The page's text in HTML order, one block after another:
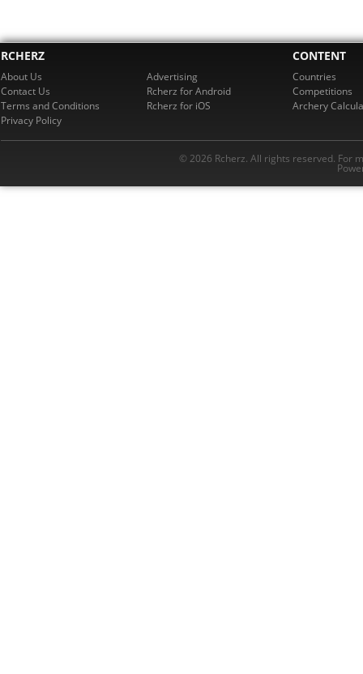
RCHERZ
About Us
Contact Us
Terms and Conditions
Privacy Policy
Advertising
Rcherz for Android
Rcherz for iOS
CONTENT
Countries
Competitions
Archery
© 2026 Rcherz. All rights reserved. For